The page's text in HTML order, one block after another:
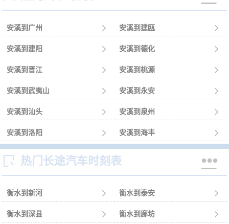
安溪到广州  安溪到建瓯 
安溪到建阳  安溪到德化 
安溪到晋江  安溪到桃源 
安溪到武夷山  安溪到永安 
安溪到汕头  安溪到泉州 
安溪到洛阳  安溪到海丰 
 热门长途汽车时刻表 
衡水到新河  衡水到泰安 
衡水到深县  衡水到廊坊 